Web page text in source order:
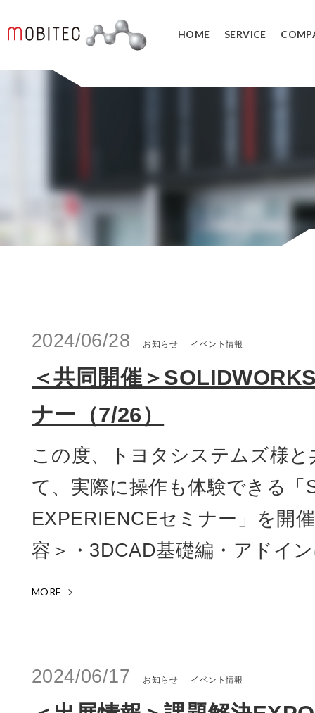
HOME SERVICE
データ管理
2024/06/28 お知らせ イベント情報
＜共同開催＞
ナー（7/26）
この度、トヨタシステムズ様
て、実際に操作も体験できる「
EXPERIENCEセミナー」を開
容＞・3DCAD基礎編・アドイ
MORE
2024/06/17 お知らせ イベント情報